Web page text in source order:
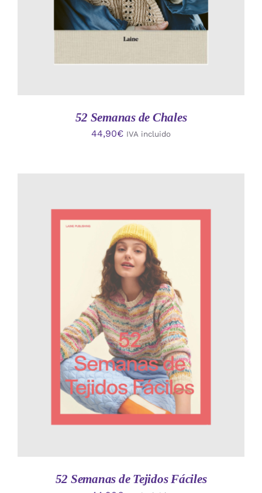
52 Semanas de Chales
44,90€ IVA incluido
AÑADIR AL CARRITO
/
DETALLES
52 Semanas de Tejidos Fáciles